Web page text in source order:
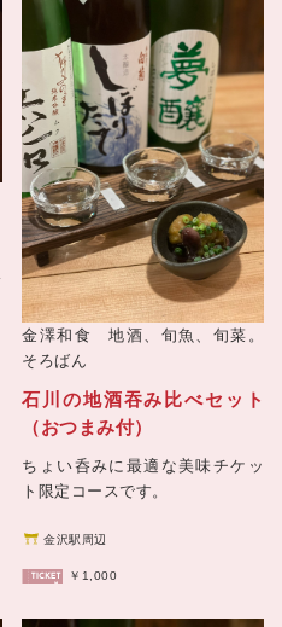
金澤和食 地酒、旬魚、旬菜。
そろばん
石川の地酒吞み比べセット
（おつまみ付）
ちょい呑みに最適な美味チケッ
ト限定コースです。
金沢駅周辺
￥1,000